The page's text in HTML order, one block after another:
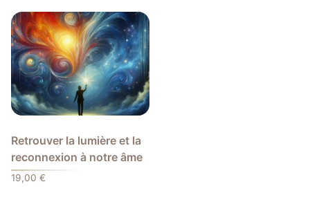
Retrouver la lumière et la
reconnexion à notre âme
19,00 €